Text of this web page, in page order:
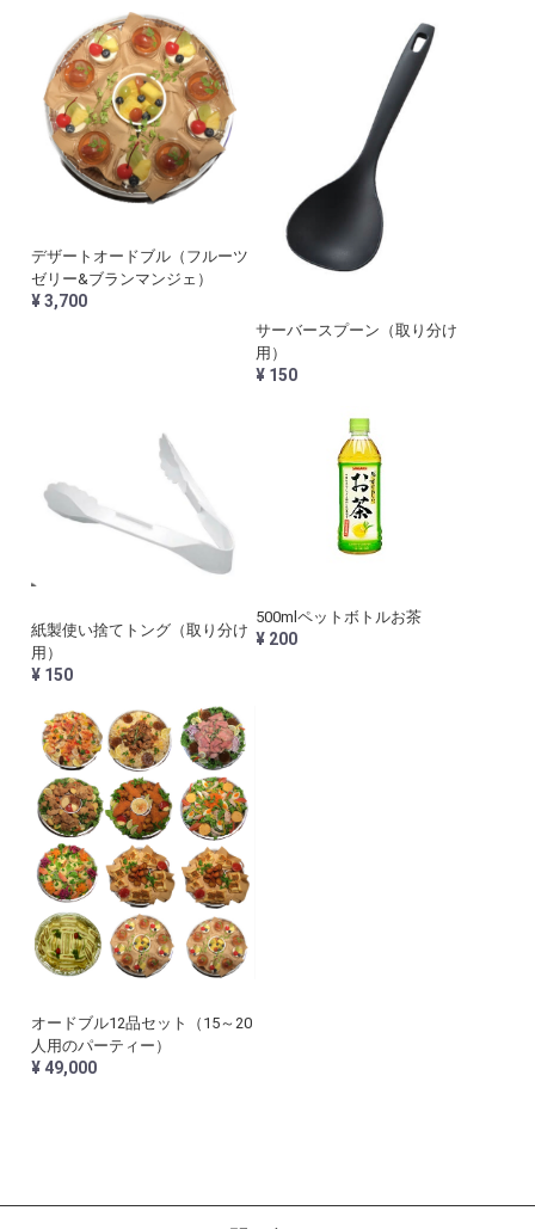
デザートオードブル（フルーツ
ゼリー&ブランマンジェ）
¥ 3,700
サーバースプーン（取り分け
用）
¥ 150
紙製使い捨てトング（取り分け
用）
¥ 150
500mlペットボトルお茶
¥ 200
オードブル12品セット（15～20
人用のパーティー）
¥ 49,000